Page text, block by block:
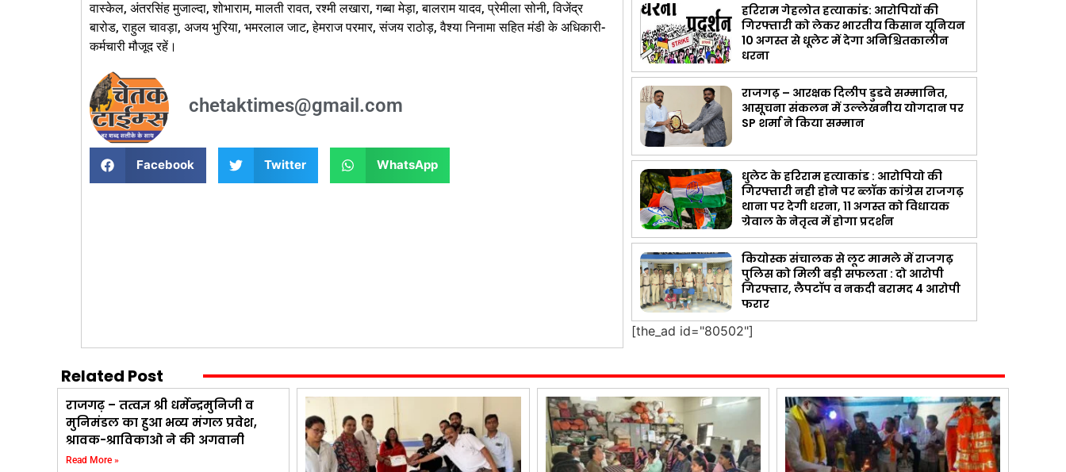
वास्केल, अंतरसिंह मुजाल्दा, शोभाराम, मालती रावत, रश्मी लखारा, गब्बा मेड़ा, बालराम यादव, प्रेमीला सोनी, विजेंद्र
बारोड, राहुल चावड़ा, अजय भुरिया, भमरलाल जाट, हेमराज परमार, संजय राठोड़, वैश्या निनामा सहित मंडी के अधिकारी-
कर्मचारी मौजूद रहें।
chetaktimes@gmail.com
Facebook Twitter WhatsApp
हरिराम गेहलोत हत्याकांड: आरोपियों की
गिरफ्तारी को लेकर भारतीय किसान यूनियन
10 अगस्त से धूलेट में देगा अनिश्चितकालीन
धरना
राजगढ़ – आरक्षक दिलीप डुडवे सम्मानित,
आसूचना संकलन में उल्लेखनीय योगदान पर
SP शर्मा ने किया सम्मान
धुलेट के हरिराम हत्याकांड : आरोपियो की
गिरफ्तारी नही होने पर ब्लॉक कांग्रेस राजगढ़
थाना पर देगी धरना, 11 अगस्त को विधायक
ग्रेवाल के नेतृत्व में होगा प्रदर्शन
कियोस्क संचालक से लूट मामले में राजगढ़
पुलिस को मिली बड़ी सफलता : दो आरोपी
गिरफ्तार, लैपटॉप व नकदी बरामद 4 आरोपी
फरार
[the_ad id="80502"]
Related Post
राजगढ़ – तत्वज्ञ श्री धर्मेन्द्रमुनिजी व
मुनिमंडल का हुआ भव्य मंगल प्रवेश,
श्रावक-श्राविकाओ ने की अगवानी
Read More »